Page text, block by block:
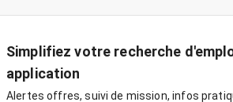
Simplifiez votre recherche
application
Alertes offres, suivi de mission, infos